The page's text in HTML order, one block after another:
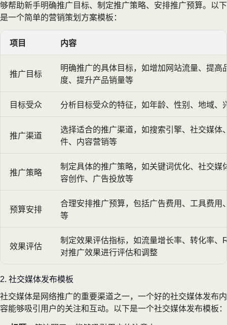
够帮助新手明确推广目标、制定推广策略、安排推广预算。以下
是一个简单的营销策划方案模板：
项目 内容
推广目标
明确推广的具体目标，如增加网站流量、提高
度、提升产品销量等
目标受众 分析目标受众的特征，如年龄、性别、地域、
推广渠道
选择适合的推广渠道，如搜索引擎、社交媒体
件、内容营销等
推广策略
制定具体的推广策略，如关键词优化、社交媒
容创作、广告投放等
预算安排
合理安排推广预算，包括广告费用、工具费用
等
效果评估
制定效果评估指标，如流量增长率、转化率、
对推广效果进行评估和调整
2. 社交媒体发布模板
社交媒体是网络推广的重要渠道之一，一个好的社交媒体发布内
容能够吸引用户的关注和互动。以下是一个社交媒体发布模板：